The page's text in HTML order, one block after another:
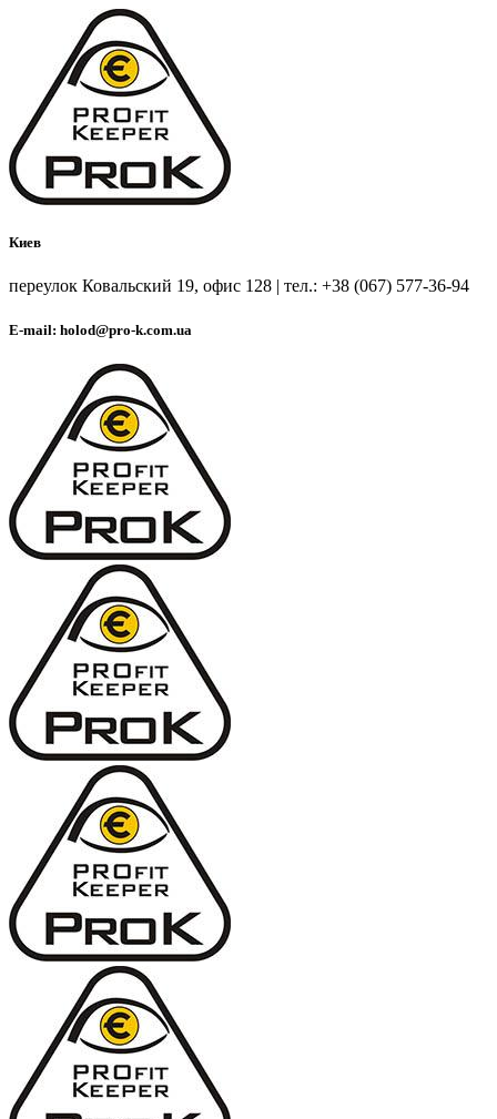
Киев
переулок Ковальский 19, офис 128 | тел.: +38 (067) 577-36-94
E-mail: holod@pro-k.com.ua